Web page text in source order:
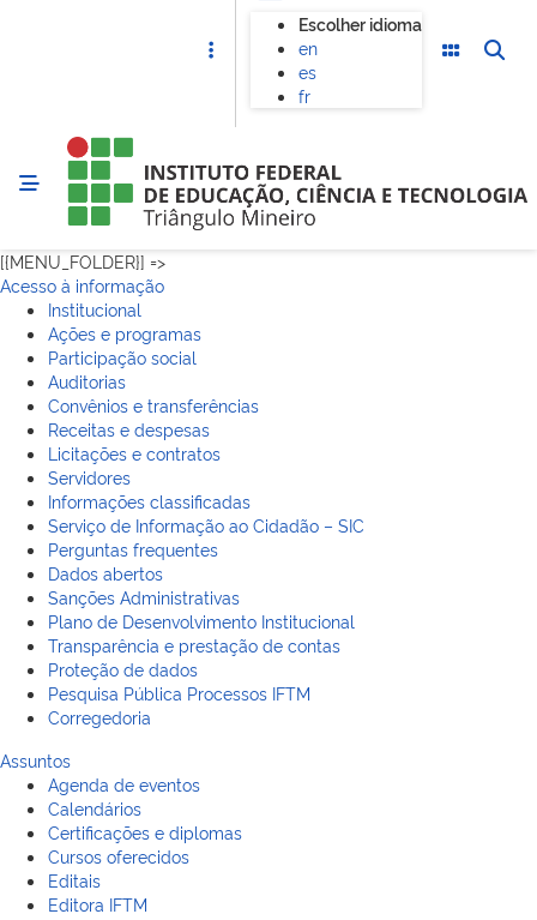
Escolher idioma
en
es
fr
[{MENU_FOLDER}] =>
Acesso à informação
Institucional
Ações e programas
Participação social
Auditorias
Convênios e transferências
Receitas e despesas
Licitações e contratos
Servidores
Informações classificadas
Serviço de Informação ao Cidadão – SIC
Perguntas frequentes
Dados abertos
Sanções Administrativas
Plano de Desenvolvimento Institucional
Transparência e prestação de contas
Proteção de dados
Pesquisa Pública Processos IFTM
Corregedoria
Assuntos
Agenda de eventos
Calendários
Certificações e diplomas
Cursos oferecidos
Editais
Editora IFTM